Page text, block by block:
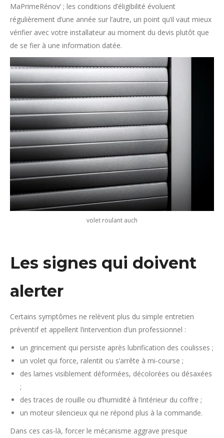
MaPrimeRénov’ ; les conditions d’éligibilité évoluent
régulièrement d’une année sur l’autre, un point qu’il vaut mieux
vérifier avec votre installateur au moment du devis plutôt que
de se fier à une information datée.
volet roulant auch
Les signes qui doivent
alerter
Certains symptômes ne relèvent plus du simple entretien
préventif et appellent l’intervention d’un professionnel :
un grincement qui persiste après lubrification des coulisses ;
un volet qui force, ralentit ou s’arrête à mi-course ;
des lames visiblement déformées, décolorées ou désaxées
;
des traces de rouille ou d’humidité à l’intérieur du coffre ;
un moteur silencieux qui ne répond plus à la commande.
Dans ces cas-là, forcer le mécanisme aggrave presque